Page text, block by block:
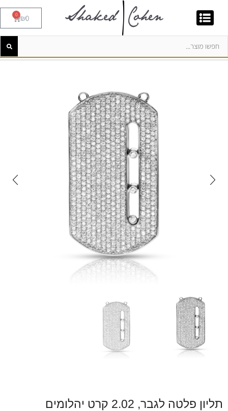
₪0
0
תליון פלטה לגבר, 2.02 קרט יהלומים